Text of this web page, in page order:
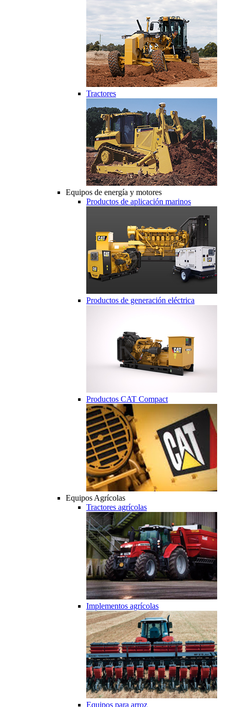
Tractores
Equipos de energía y motores
Productos de aplicación marinos
Productos de generación eléctrica
Productos CAT Compact
Equipos Agrícolas
Tractores agrícolas
Implementos agrícolas
Equipos para arroz